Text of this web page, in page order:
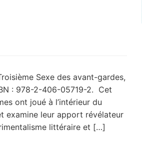
Sexe des avant-gardes,
: 978-2-406-05719-2. Cet
ont joué à l’intérieur du
examine leur apport révélateur
littéraire et […]